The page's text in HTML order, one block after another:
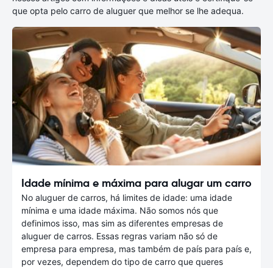
que opta pelo carro de aluguer que melhor se lhe adequa.
Idade mínima e máxima para alugar um carro
No aluguer de carros, há limites de idade: uma idade
mínima e uma idade máxima. Não somos nós que
definimos isso, mas sim as diferentes empresas de
aluguer de carros. Essas regras variam não só de
empresa para empresa, mas também de país para país e,
por vezes, dependem do tipo de carro que queres